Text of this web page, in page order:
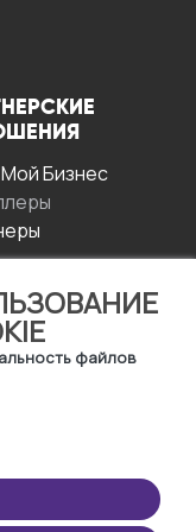
файлов
Бизнес